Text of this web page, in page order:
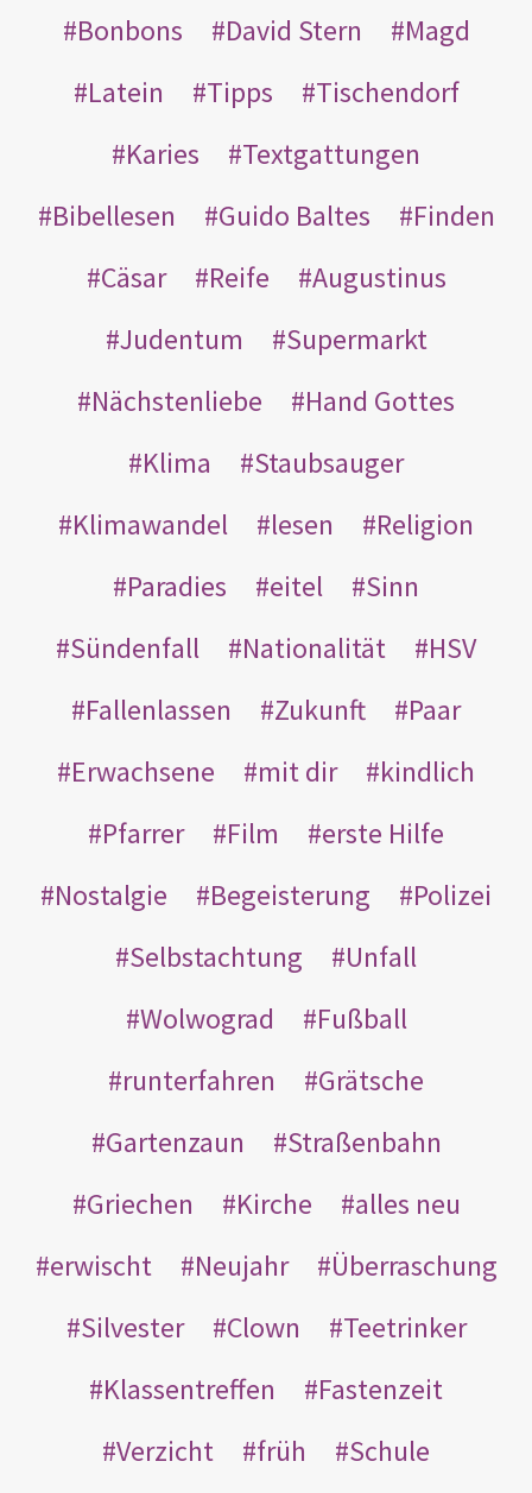
Bonbons
David Stern
Magd
Latein
Tipps
Tischendorf
Karies
Textgattungen
Bibellesen
Guido Baltes
Finden
Cäsar
Reife
Augustinus
Judentum
Supermarkt
Nächstenliebe
Hand Gottes
Klima
Staubsauger
Klimawandel
lesen
Religion
Paradies
eitel
Sinn
Sündenfall
Nationalität
HSV
Fallenlassen
Zukunft
Paar
Erwachsene
mit dir
kindlich
Pfarrer
Film
erste Hilfe
Nostalgie
Begeisterung
Polizei
Selbstachtung
Unfall
Wolwograd
Fußball
runterfahren
Grätsche
Gartenzaun
Straßenbahn
Griechen
Kirche
alles neu
erwischt
Neujahr
Überraschung
Silvester
Clown
Teetrinker
Klassentreffen
Fastenzeit
Verzicht
früh
Schule